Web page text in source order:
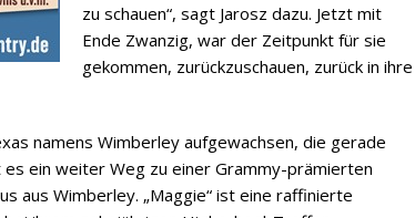
zu schauen“, sagt Jarosz dazu. Jetzt mit
Ende Zwanzig, war der Zeitpunkt für sie
gekommen, zurückzuschauen, zurück in ihre
namens Wimberley aufgewachsen, die gerade
es ein weiter Weg zu einer Grammy-prämierten
aus Wimberley. „Maggie“ ist eine raffinierte